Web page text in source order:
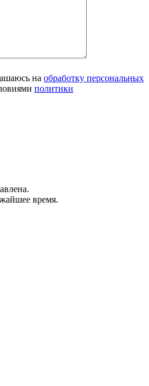
на обработку персональных
политики
время.